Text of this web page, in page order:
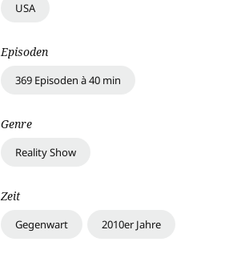
USA
Episoden
369 Episoden à 40 min
Genre
Reality Show
Zeit
Gegenwart 2010er Jahre